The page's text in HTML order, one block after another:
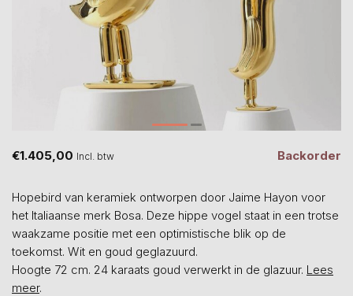
€1.405,00 Incl. btw Backorder
Hopebird van keramiek ontworpen door Jaime Hayon voor
het Italiaanse merk Bosa. Deze hippe vogel staat in een trotse
waakzame positie met een optimistische blik op de
toekomst. Wit en goud geglazuurd.
Hoogte 72 cm. 24 karaats goud verwerkt in de glazuur. Lees
meer.